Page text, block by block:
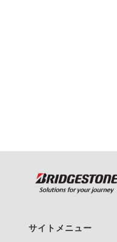
サイトメニュー